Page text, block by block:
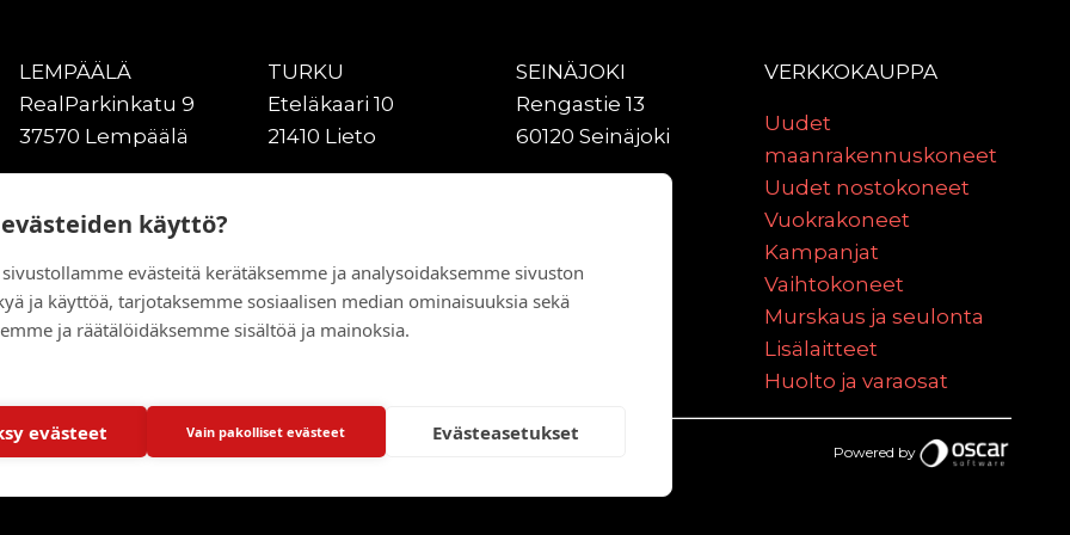
käyttö?
evästeitä kerätäksemme ja analysoidaksemme sivuston
ja käyttöä, tarjotaksemme sosiaalisen median ominaisuuksia sekä
ja räätälöidäksemme sisältöä ja mainoksia.
evästeet Vain pakolliset evästeet Evästeasetukset
LEMPÄÄLÄ
RealParkinkatu 9
37570 Lempäälä
Kiitoradantie 4
TURKU
Eteläkaari 10
21410 Lieto
SEINÄJOKI
Rengastie 13
60120 Seinäjoki
VERKKOKAUPPA
Uudet
maanrakennuskoneet
Uudet nostokoneet
Vuokrakoneet
Kampanjat
Vaihtokoneet
Murskaus ja seulonta
Lisälaitteet
Huolto ja varaosat
Powered by